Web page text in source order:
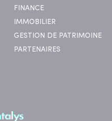
FINANCE
IMMOBILIER
GESTION DE PATRIMOINE
PARTENAIRES